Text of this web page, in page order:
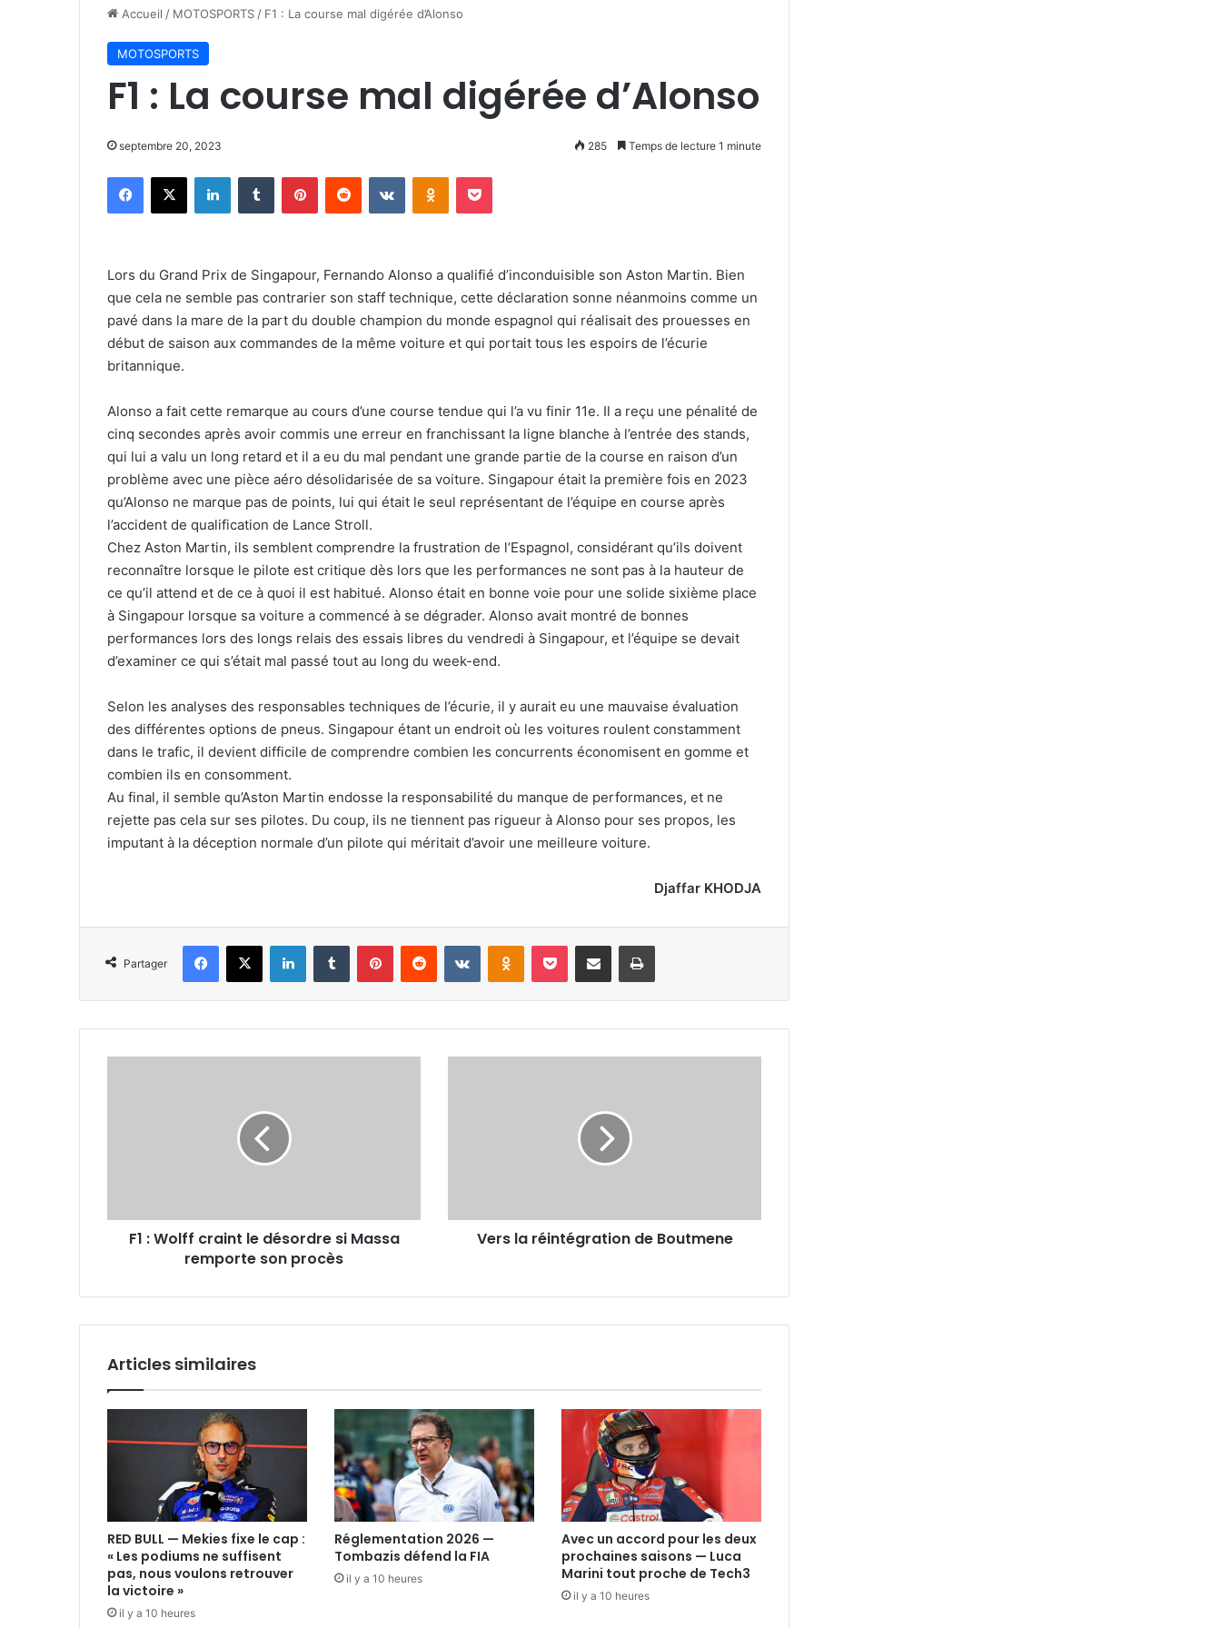
Accueil / MOTOSPORTS / F1 : La course mal digérée d’Alonso
MOTOSPORTS
F1 : La course mal digérée d’Alonso
septembre 20, 2023 285 Temps de lecture 1 minute
Facebook
X LinkedinTumblr PinterestReddit VKontakteOdnoklassniki
Pocket
Lors du Grand Prix de Singapour, Fernando Alonso a qualifié d’inconduisible son Aston Martin. Bien
que cela ne semble pas contrarier son staff technique, cette déclaration sonne néanmoins comme un
pavé dans la mare de la part du double champion du monde espagnol qui réalisait des prouesses en
début de saison aux commandes de la même voiture et qui portait tous les espoirs de l’écurie
britannique.
Alonso a fait cette remarque au cours d’une course tendue qui l’a vu finir 11e. Il a reçu une pénalité de
cinq secondes après avoir commis une erreur en franchissant la ligne blanche à l’entrée des stands,
qui lui a valu un long retard et il a eu du mal pendant une grande partie de la course en raison d’un
problème avec une pièce aéro désolidarisée de sa voiture. Singapour était la première fois en 2023
qu’Alonso ne marque pas de points, lui qui était le seul représentant de l’équipe en course après
l’accident de qualification de Lance Stroll.
Chez Aston Martin, ils semblent comprendre la frustration de l’Espagnol, considérant qu’ils doivent
reconnaître lorsque le pilote est critique dès lors que les performances ne sont pas à la hauteur de
ce qu’il attend et de ce à quoi il est habitué. Alonso était en bonne voie pour une solide sixième place
à Singapour lorsque sa voiture a commencé à se dégrader. Alonso avait montré de bonnes
performances lors des longs relais des essais libres du vendredi à Singapour, et l’équipe se devait
d’examiner ce qui s’était mal passé tout au long du week-end.
Selon les analyses des responsables techniques de l’écurie, il y aurait eu une mauvaise évaluation
des différentes options de pneus. Singapour étant un endroit où les voitures roulent constamment
dans le trafic, il devient difficile de comprendre combien les concurrents économisent en gomme et
combien ils en consomment.
Au final, il semble qu’Aston Martin endosse la responsabilité du manque de performances, et ne
rejette pas cela sur ses pilotes. Du coup, ils ne tiennent pas rigueur à Alonso pour ses propos, les
imputant à la déception normale d’un pilote qui méritait d’avoir une meilleure voiture.
Djaffar KHODJA
Partager
Facebook
X LinkedinTumblr PinterestReddit VKontakteOdnoklassniki
Pocket Partager par email Imprimer
remporte
F1 : Wolff craint le désordre si Massa
remporte son procès
Vers la réintégration de Boutmene
Articles similaires
RED BULL — Mekies fixe le cap :
« Les podiums ne suffisent
pas, nous voulons retrouver
la victoire »
il y a 10 heures
Réglementation 2026 —
Tombazis défend la FIA
il y a 10 heures
Avec un accord pour les deux
prochaines saisons — Luca
Marini tout proche de Tech3
il y a 10 heures